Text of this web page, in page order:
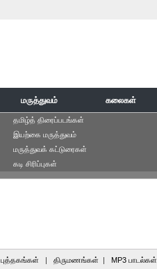
மருத்துவம் கலைகள்
தமிழ்த் திரைப்படங்கள்
இயற்கை மருத்துவம்
மருத்துவக் கட்டுரைகள்
கடி சிரிப்புகள்
புத்தகங்கள் | திருமணங்கள் | MP3 பாடல்கள்